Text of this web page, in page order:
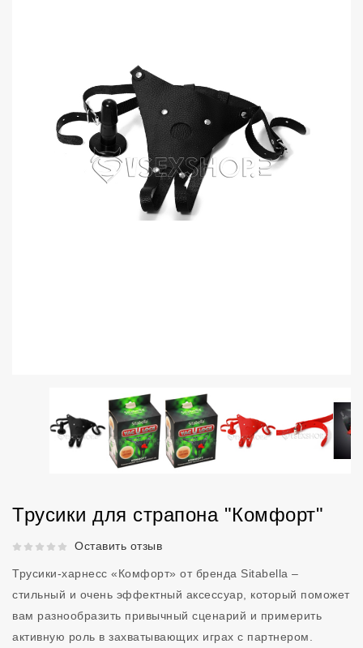
Трусики для страпона "Комфорт"
Рейтинг 5 из 5.Оставить отзыв
Трусики-харнесс «Комфорт» от бренда Sitabella –
стильный и очень эффектный аксессуар, который поможет
вам разнообразить привычный сценарий и примерить
активную роль в захватывающих играх с партнером.